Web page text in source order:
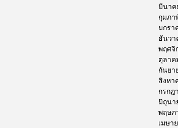
มีนาค
กุมภา
มกรา
ธันวา
พฤศจิ
ตุลาค
กันยา
สิงหา
กรกฎ
มิถุนา
พฤษภ
เมษา